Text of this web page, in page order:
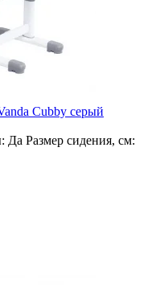
Cubby серый
Да Размер сидения, см: